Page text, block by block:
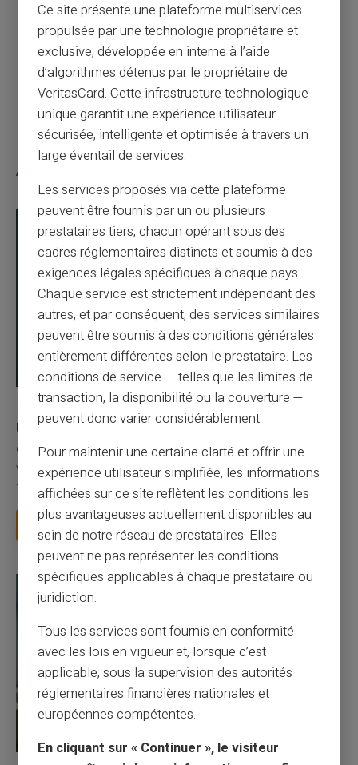
Gérer l'argent de poche des enfants avec
une carte prépayée
Articles similaires
03/08/2026 Veritas Carte prépayée
Une carte bancaire gratuite sans compte, ça
existe ?
Vous avez tapé cette recherche parce que votre banque vous
facture 50 € par an pour une carte que vo...
Lire la suite
Ce site présente une plateforme multiservices
propulsée par une technologie propriétaire et
exclusive, développée en interne à l’aide
d’algorithmes détenus par le propriétaire de
VeritasCard. Cette infrastructure technologique
unique garantit une expérience utilisateur
sécurisée, intelligente et optimisée à travers un
large éventail de services.
Les services proposés via cette plateforme
peuvent être fournis par un ou plusieurs
prestataires tiers, chacun opérant sous des
cadres réglementaires distincts et soumis à des
exigences légales spécifiques à chaque pays.
Chaque service est strictement indépendant des
autres, et par conséquent, des services similaires
peuvent être soumis à des conditions générales
entièrement différentes selon le prestataire. Les
conditions de service — telles que les limites de
transaction, la disponibilité ou la couverture —
peuvent donc varier considérablement.
Pour maintenir une certaine clarté et offrir une
expérience utilisateur simplifiée, les informations
affichées sur ce site reflètent les conditions les
plus avantageuses actuellement disponibles au
sein de notre réseau de prestataires. Elles
peuvent ne pas représenter les conditions
spécifiques applicables à chaque prestataire ou
juridiction.
Tous les services sont fournis en conformité
avec les lois en vigueur et, lorsque c’est
applicable, sous la supervision des autorités
réglementaires financières nationales et
européennes compétentes.
En cliquant sur « Continuer », le visiteur